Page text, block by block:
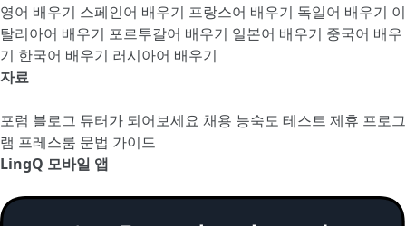
영어 배우기 스페인어 배우기 프랑스어 배우기 독일어 배우기 이
탈리아어 배우기 포르투갈어 배우기 일본어 배우기 중국어 배우
기 한국어 배우기 러시아어 배우기
자료
포럼 블로그 튜터가 되어보세요 채용 능숙도 테스트 제휴 프로그
램 프레스룸 문법 가이드
LingQ 모바일 앱